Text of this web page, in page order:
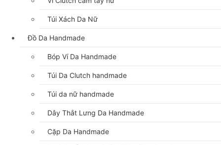
Túi Xách Da Nữ
Đồ Da Handmade
Bóp Ví Da Handmade
Túi Da Clutch handmade
Túi da nữ handmade
Dây Thắt Lưng Da Handmade
Cặp Da Handmade